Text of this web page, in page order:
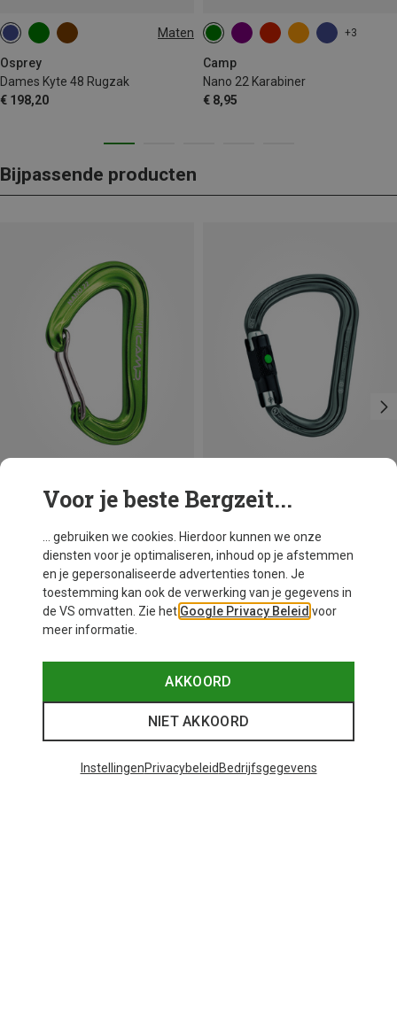
Maten
Osprey
Dames Kyte 48 Rugzak
€ 198,20
48L | M-L
+3
Camp
Nano 22 Karabiner
€ 8,95
Bijpassende producten
+3
Nano 22 Karabiner
Petzl
William Ball-Lock HMS Karabiner
€ 26,95
BALL-LOCK
Voor je beste Bergzeit...
... gebruiken we cookies. Hierdoor kunnen we onze
diensten voor je optimaliseren, inhoud op je afstemmen
en je gepersonaliseerde advertenties tonen. Je
toestemming kan ook de verwerking van je gegevens in
de VS omvatten. Zie het Google Privacy Beleid voor
meer informatie.
AKKOORD
NIET AKKOORD
InstellingenPrivacybeleid Bedrijfsgegevens